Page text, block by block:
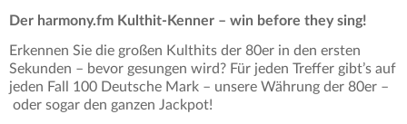
Der harmony.fm Kulthit-Kenner – win before they sing!
Erkennen Sie die großen Kulthits der 80er in den ersten
Sekunden – bevor gesungen wird? Für jeden Treffer gibt’s auf
jeden Fall 100 Deutsche Mark – unsere Währung der 80er –
oder sogar den ganzen Jackpot!